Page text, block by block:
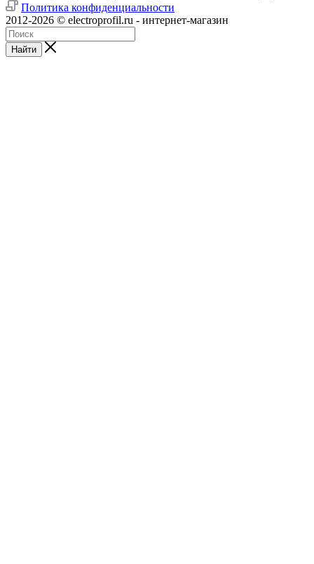
Политика конфиденциальности
2012-2026 © electroprofil.ru - интернет-магазин
Найти